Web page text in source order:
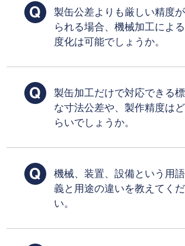
製缶公差よりも厳しい精度
られる場合、機械加工によ
度化は可能でしょうか。
製缶加工だけで対応できる
な寸法公差や、製作精度はど
らいでしょうか。
機械、装置、設備という用
義と用途の違いを教えてく
い。